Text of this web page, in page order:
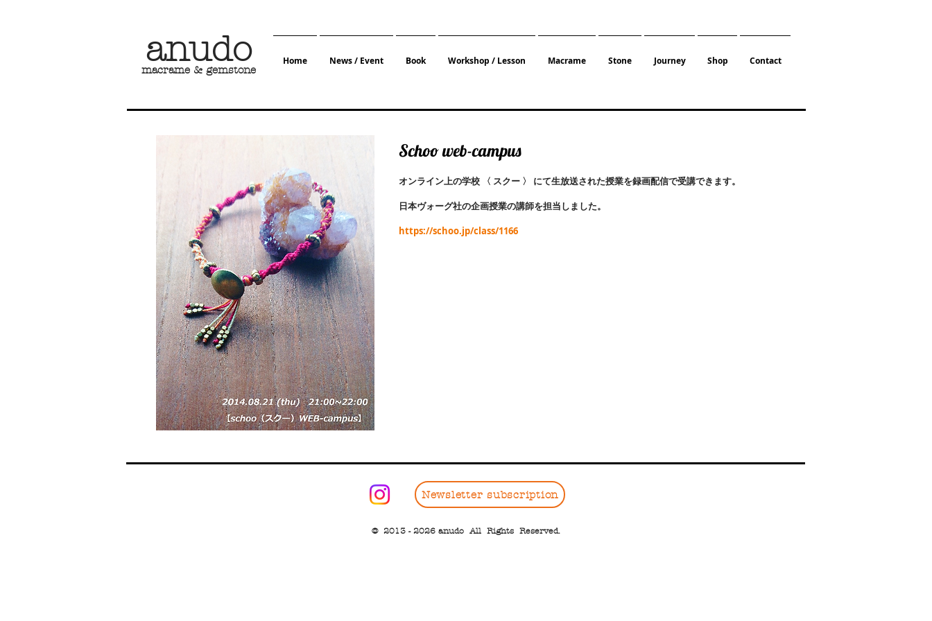
​anudo
macrame & gemstone
Home News / Event Book Workshop / Lesson Macrame Stone Journey Shop Contact
Schoo web-campus
オンライン上の学校 〈 スクー 〉 にて生放送された授業を録画配信で受講できます。
日本ヴォーグ社の企画授業の講師を担当しました。
https://schoo.jp/class/1166
Newsletter subscription
© 2013 - 2026 anudo All Rights Reserved.